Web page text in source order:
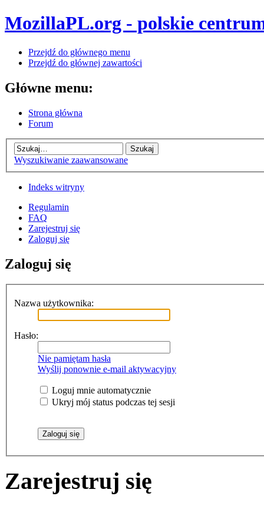
MozillaPL.org - polskie
Przejdź do głównego menu
Przejdź do głównej zawartości
Główne menu:
Strona główna
Forum
Wyszukiwanie zaawansowane
Indeks witryny
Regulamin
FAQ
Zarejestruj się
Zaloguj się
Zaloguj się
Nazwa użytkownika:
Hasło:
Nie pamiętam hasła
Wyślij ponownie e-mail aktywacyjny
Loguj mnie automatycznie
Ukryj mój status podczas tej sesji
Zarejestruj się